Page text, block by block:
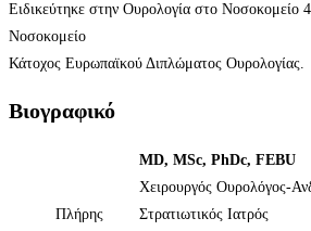
Ειδικεύτηκε στην Ουρολογία στο Νοσοκομείο
Νοσοκομείο
Κάτοχος Ευρωπαϊκού Διπλώματος Ουρολογίας.
Βιογραφικό
Πλήρης
MD, MSc, PhDc, FEBU
Χειρουργός Ουρολόγος-
Στρατιωτικός Ιατρός